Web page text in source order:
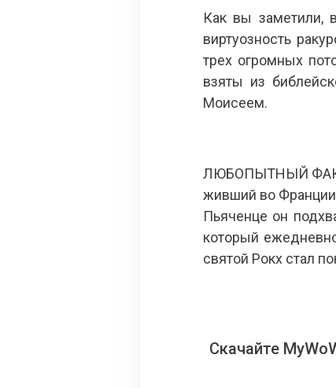
Как вы заметили,
виртуозность
трех огромных
взяты из
Моисеем.
ЛЮБОПЫТНЫЙ ФАКТ:
живший во Франции
Пьяченце он
который
святой Рокх стал
Скачайте